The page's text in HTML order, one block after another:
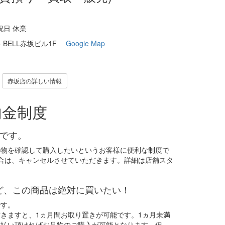
日 休業
BELL赤坂ビル1F
Google Map
赤坂店の詳しい情報
制度
す。
を確認して購入したいというお客様に便利な制度で
、キャンセルさせていただきます。詳細は店舗スタ
この商品は絶対に買いたい！
。
ますと、1ヵ月間お取り置きが可能です。1ヵ月未満